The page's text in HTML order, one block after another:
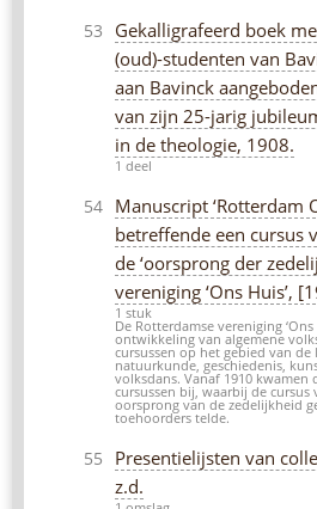
53
Gekalligrafeerd boek
(oud)-studenten van
aan Bavinck
van zijn 25-jarig
in de theologie, 1908.
1 deel
54
Manuscript ‘Rotterdam
betreffende een cursus
de ‘oorsprong der
vereniging ‘Ons Huis’,
1 stuk
De Rotterdamse vereniging
ontwikkeling van algemene
cursussen op het gebied van
natuurkunde, geschiedenis,
volksdans. Vanaf 1910 kwamen
cursussen bij, waarbij de cursus
oorsprong van de zedelijkheid
toehoorders telde.
55
Presentielijsten van
z.d.